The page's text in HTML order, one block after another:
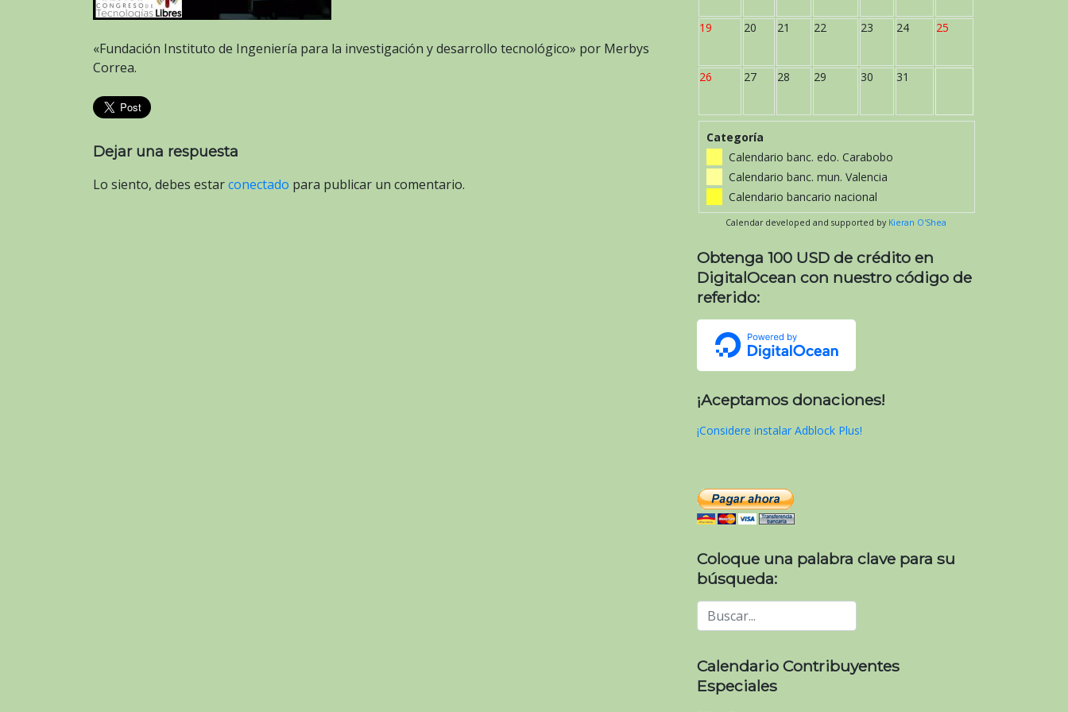
«Fundación Instituto de Ingeniería para la investigación y desarrollo tecnológico» por Merbys
Correa.
Dejar una respuesta
Lo siento, debes estarconectado para publicar un comentario.
19 20 21 22 23 24 25
26 27 28 29 30 31
Categoría
Calendario banc. edo. Carabobo
Calendario banc. mun. Valencia
Calendario bancario nacional
Calendar developed and supported by Kieran O'Shea
Obtenga 100 USD de crédito en
DigitalOcean con nuestro código de
referido:
¡Aceptamos donaciones!
¡Considere instalar Adblock Plus!
Coloque una palabra clave para su
búsqueda:
Calendario Contribuyentes
Especiales